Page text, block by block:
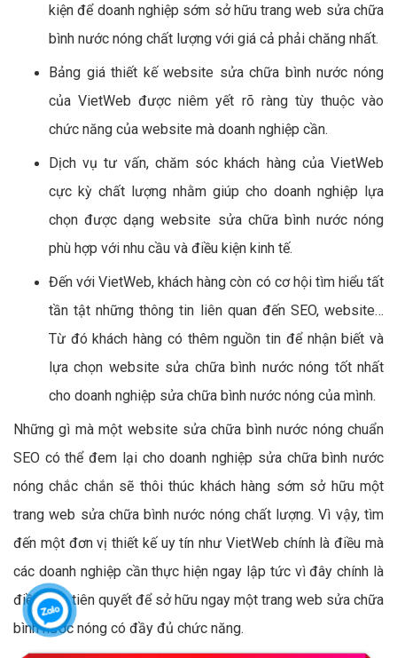
kiện để doanh nghiệp sớm sở hữu trang web sửa chữa
bình nước nóng chất lượng với giá cả phải chăng nhất.
Bảng giá thiết kế website sửa chữa bình nước nóng
của VietWeb được niêm yết rõ ràng tùy thuộc vào
chức năng của website mà doanh nghiệp cần.
Dịch vụ tư vấn, chăm sóc khách hàng của VietWeb
cực kỳ chất lượng nhằm giúp cho doanh nghiệp lựa
chọn được dạng website sửa chữa bình nước nóng
phù hợp với nhu cầu và điều kiện kinh tế.
Đến với VietWeb, khách hàng còn có cơ hội tìm hiểu tất
tần tật những thông tin liên quan đến SEO, website…
Từ đó khách hàng có thêm nguồn tin để nhận biết và
lựa chọn website sửa chữa bình nước nóng tốt nhất
cho doanh nghiệp sửa chữa bình nước nóng của mình.
Những gì mà một website sửa chữa bình nước nóng chuẩn
SEO có thể đem lại cho doanh nghiệp sửa chữa bình nước
nóng chắc chắn sẽ thôi thúc khách hàng sớm sở hữu một
trang web sửa chữa bình nước nóng chất lượng. Vì vậy, tìm
đến một đơn vị thiết kế uy tín như VietWeb chính là điều mà
các doanh nghiệp cần thực hiện ngay lập tức vì đây chính là
điều kiện tiên quyết để sở hữu ngay một trang web sửa chữa
bình nước nóng có đầy đủ chức năng.